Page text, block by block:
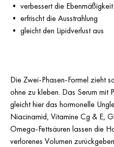
• verbessert die Ebenmäßigkeit
• erfrischt die Ausstrahlung
• gleicht den Lipidverlust aus
Die Zwei-Phasen-Formel zieht
ohne zu kleben. Das Serum mit
gleicht hier das hormonelle
Niacinamid, Vitamine Cg & E,
Omega-Fettsäuren lassen die
verlorenes Volumen